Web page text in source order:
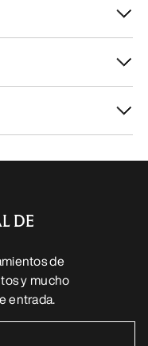
DE
de
y mucho
entrada.